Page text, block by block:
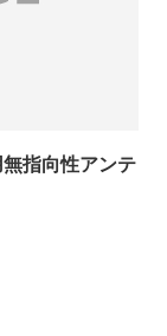
指向性アンテ